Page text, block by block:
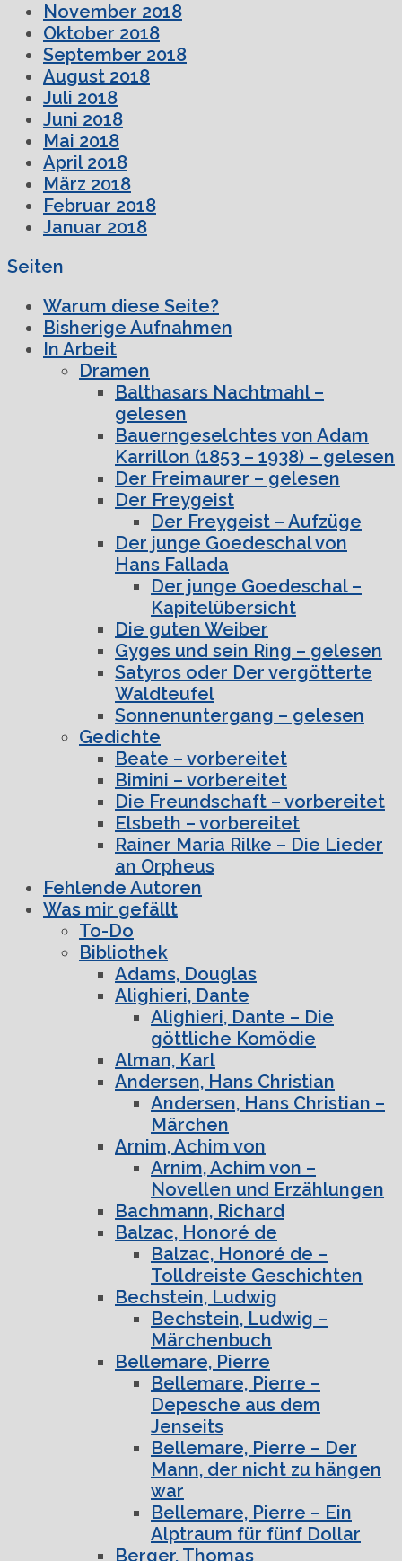
November 2018
Oktober 2018
September 2018
August 2018
Juli 2018
Juni 2018
Mai 2018
April 2018
März 2018
Februar 2018
Januar 2018
Seiten
Warum diese Seite?
Bisherige Aufnahmen
In Arbeit
Dramen
Balthasars Nachtmahl –
gelesen
Bauerngeselchtes von Adam
Karrillon (1853 – 1938) – gelesen
Der Freimaurer – gelesen
Der Freygeist
Der Freygeist – Aufzüge
Der junge Goedeschal von
Hans Fallada
Der junge Goedeschal –
Kapitelübersicht
Die guten Weiber
Gyges und sein Ring – gelesen
Satyros oder Der vergötterte
Waldteufel
Sonnenuntergang – gelesen
Gedichte
Beate – vorbereitet
Bimini – vorbereitet
Die Freundschaft – vorbereitet
Elsbeth – vorbereitet
Rainer Maria Rilke – Die Lieder
an Orpheus
Fehlende Autoren
Was mir gefällt
To-Do
Bibliothek
Adams, Douglas
Alighieri, Dante
Alighieri, Dante – Die
göttliche Komödie
Alman, Karl
Andersen, Hans Christian
Andersen, Hans Christian –
Märchen
Arnim, Achim von
Arnim, Achim von –
Novellen und Erzählungen
Bachmann, Richard
Balzac, Honoré de
Balzac, Honoré de –
Tolldreiste Geschichten
Bechstein, Ludwig
Bechstein, Ludwig –
Märchenbuch
Bellemare, Pierre
Bellemare, Pierre –
Depesche aus dem
Jenseits
Bellemare, Pierre – Der
Mann, der nicht zu hängen
war
Bellemare, Pierre – Ein
Alptraum für fünf Dollar
Berger, Thomas